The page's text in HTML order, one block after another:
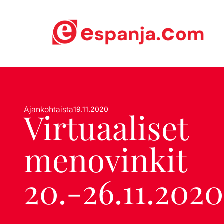
Ajankohtaista19.11.2020
Virtuaaliset
menovinkit
20.-26.11.2020